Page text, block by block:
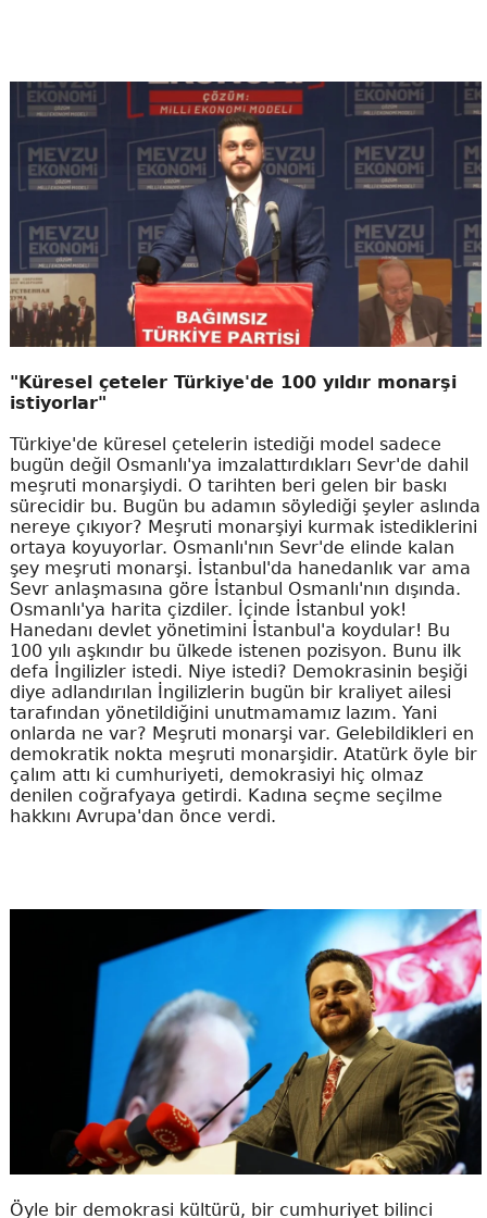
"Küresel çeteler Türkiye'de 100 yıldır monarşi
istiyorlar"
Türkiye'de küresel çetelerin istediği model sadece
bugün değil Osmanlı'ya imzalattırdıkları Sevr'de dahil
meşruti monarşiydi. O tarihten beri gelen bir baskı
sürecidir bu. Bugün bu adamın söylediği şeyler aslında
nereye çıkıyor? Meşruti monarşiyi kurmak istediklerini
ortaya koyuyorlar. Osmanlı'nın Sevr'de elinde kalan
şey meşruti monarşi. İstanbul'da hanedanlık var ama
Sevr anlaşmasına göre İstanbul Osmanlı'nın dışında.
Osmanlı'ya harita çizdiler. İçinde İstanbul yok!
Hanedanı devlet yönetimini İstanbul'a koydular! Bu
100 yılı aşkındır bu ülkede istenen pozisyon. Bunu ilk
defa İngilizler istedi. Niye istedi? Demokrasinin beşiği
diye adlandırılan İngilizlerin bugün bir kraliyet ailesi
tarafından yönetildiğini unutmamamız lazım. Yani
onlarda ne var? Meşruti monarşi var. Gelebildikleri en
demokratik nokta meşruti monarşidir. Atatürk öyle bir
çalım attı ki cumhuriyeti, demokrasiyi hiç olmaz
denilen coğrafyaya getirdi. Kadına seçme seçilme
hakkını Avrupa'dan önce verdi.
Öyle bir demokrasi kültürü, bir cumhuriyet bilinci